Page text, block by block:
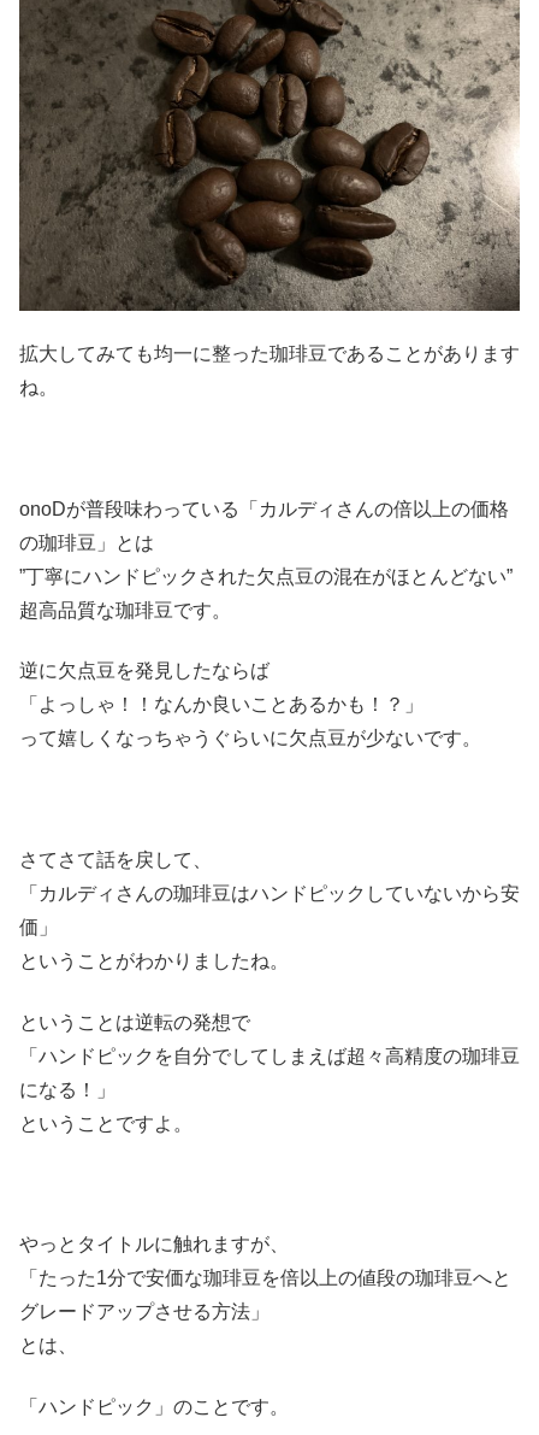
拡大してみても均一に整った珈琲豆であることがあります
ね。
onoDが普段味わっている「カルディさんの倍以上の価格
の珈琲豆」とは
”丁寧にハンドピックされた欠点豆の混在がほとんどない”
超高品質な珈琲豆です。
逆に欠点豆を発見したならば
「よっしゃ！！なんか良いことあるかも！？」
って嬉しくなっちゃうぐらいに欠点豆が少ないです。
さてさて話を戻して、
「カルディさんの珈琲豆はハンドピックしていないから安
価」
ということがわかりましたね。
ということは逆転の発想で
「ハンドピックを自分でしてしまえば超々高精度の珈琲豆
になる！」
ということですよ。
やっとタイトルに触れますが、
「たった1分で安価な珈琲豆を倍以上の値段の珈琲豆へと
グレードアップさせる方法」
とは、
「ハンドピック」のことです。